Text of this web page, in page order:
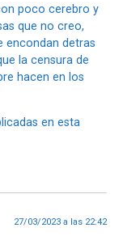
poco cerebro y
que no creo,
encondan detras
la censura de
hacen en los
en esta
27/03/2023 a las 22:42